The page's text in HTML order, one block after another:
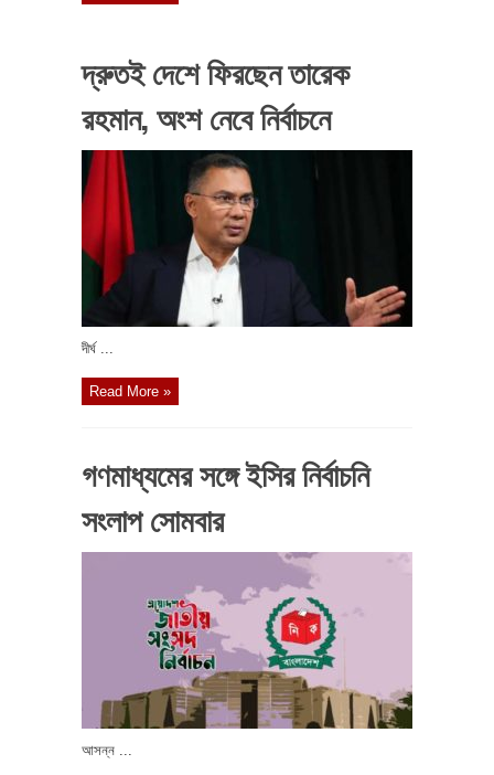
দ্রুতই দেশে ফিরছেন তারেক
রহমান, অংশ নেবে নির্বাচনে
দীর্ঘ ...
Read More »
গণমাধ্যমের সঙ্গে ইসির নির্বাচনি
সংলাপ সোমবার
আসন্ন ...